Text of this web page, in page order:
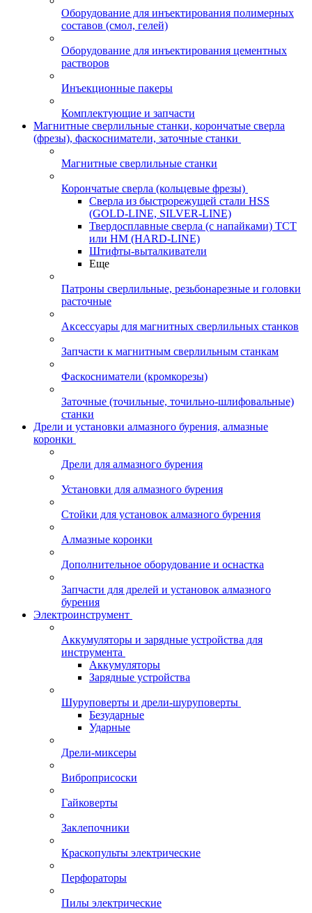
Оборудование для инъектирования полимерных
составов (смол, гелей)
Оборудование для инъектирования цементных
растворов
Инъекционные пакеры
Комплектующие и запчасти
Магнитные сверлильные станки, корончатые сверла
(фрезы), фаскосниматели, заточные станки
Магнитные сверлильные станки
Корончатые сверла (кольцевые фрезы)
Сверла из быстрорежущей стали HSS
(GOLD-LINE, SILVER-LINE)
Твердосплавные сверла (с напайками) ТСТ
или HM (HARD-LINE)
Штифты-выталкиватели
Еще
Патроны сверлильные, резьбонарезные и головки
расточные
Аксессуары для магнитных сверлильных станков
Запчасти к магнитным сверлильным станкам
Фаскосниматели (кромкорезы)
Заточные (точильные, точильно-шлифовальные)
станки
Дрели и установки алмазного бурения, алмазные
коронки
Дрели для алмазного бурения
Установки для алмазного бурения
Стойки для установок алмазного бурения
Алмазные коронки
Дополнительное оборудование и оснастка
Запчасти для дрелей и установок алмазного
бурения
Электроинструмент
Аккумуляторы и зарядные устройства для
инструмента
Аккумуляторы
Зарядные устройства
Шуруповерты и дрели-шуруповерты
Безударные
Ударные
Дрели-миксеры
Виброприсоски
Гайковерты
Заклепочники
Краскопульты электрические
Перфораторы
Пилы электрические